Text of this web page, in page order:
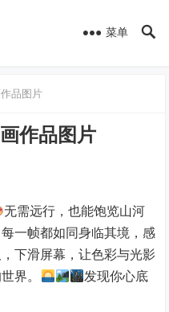
菜单
品图片
作品图片
无需远行，也能饱览山河
一帧都如同身临其境，感
下滑屏幕，让色彩与光影
界。
发现你心底